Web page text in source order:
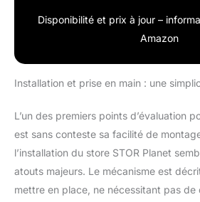
parfaits
intimes et
s'intègrent
les
ces
Disponibilité et prix à jour –
Amazon
Installation et prise en main : une
L’un des premiers points d’évaluation
est sans conteste sa facilité de
l’installation du store STOR Planet
atouts majeurs. Le mécanisme est
mettre en place, ne nécessitant pas de